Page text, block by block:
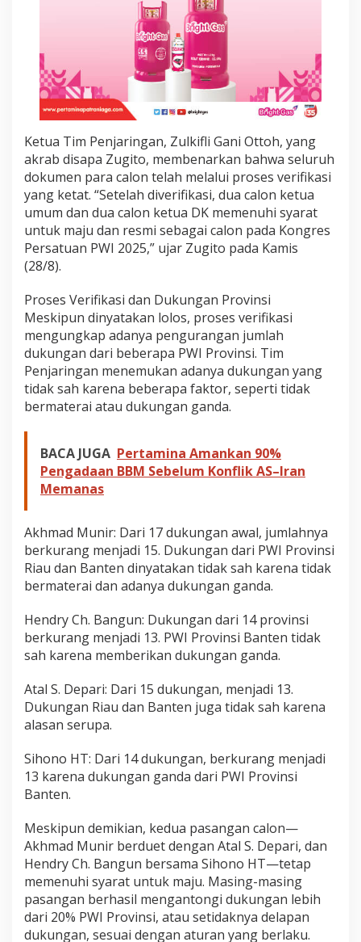
Ketua Tim Penjaringan, Zulkifli Gani Ottoh, yang
akrab disapa Zugito, membenarkan bahwa seluruh
dokumen para calon telah melalui proses verifikasi
yang ketat. “Setelah diverifikasi, dua calon ketua
umum dan dua calon ketua DK memenuhi syarat
untuk maju dan resmi sebagai calon pada Kongres
Persatuan PWI 2025,” ujar Zugito pada Kamis
(28/8).
Proses Verifikasi dan Dukungan Provinsi
Meskipun dinyatakan lolos, proses verifikasi
mengungkap adanya pengurangan jumlah
dukungan dari beberapa PWI Provinsi. Tim
Penjaringan menemukan adanya dukungan yang
tidak sah karena beberapa faktor, seperti tidak
bermaterai atau dukungan ganda.
BACA JUGA Pertamina Amankan 90%
Pengadaan BBM Sebelum Konflik AS–Iran
Memanas
Akhmad Munir: Dari 17 dukungan awal, jumlahnya
berkurang menjadi 15. Dukungan dari PWI Provinsi
Riau dan Banten dinyatakan tidak sah karena tidak
bermaterai dan adanya dukungan ganda.
Hendry Ch. Bangun: Dukungan dari 14 provinsi
berkurang menjadi 13. PWI Provinsi Banten tidak
sah karena memberikan dukungan ganda.
Atal S. Depari: Dari 15 dukungan, menjadi 13.
Dukungan Riau dan Banten juga tidak sah karena
alasan serupa.
Sihono HT: Dari 14 dukungan, berkurang menjadi
13 karena dukungan ganda dari PWI Provinsi
Banten.
Meskipun demikian, kedua pasangan calon—
Akhmad Munir berduet dengan Atal S. Depari, dan
Hendry Ch. Bangun bersama Sihono HT—tetap
memenuhi syarat untuk maju. Masing-masing
pasangan berhasil mengantongi dukungan lebih
dari 20% PWI Provinsi, atau setidaknya delapan
dukungan, sesuai dengan aturan yang berlaku.